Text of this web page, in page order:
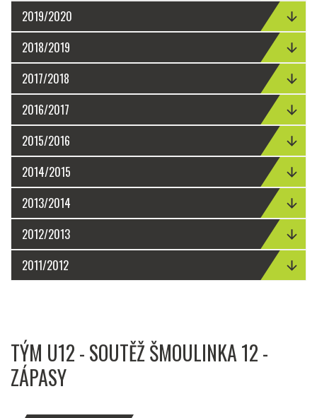
2019/2020
2018/2019
2017/2018
2016/2017
2015/2016
2014/2015
2013/2014
2012/2013
2011/2012
TÝM U12 - SOUTĚŽ ŠMOULINKA 12 -
ZÁPASY